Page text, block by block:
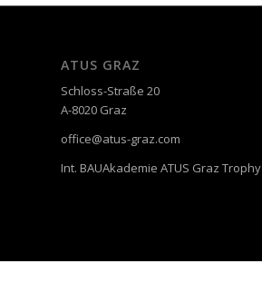
ATUS GRAZ
Schloss-Straße 20
A-8020 Graz
office@atus-graz.com
Int. BAUAkademie ATUS Graz Trophy